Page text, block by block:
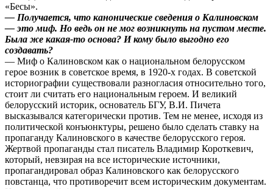
«Бесы».
— Получается, что канонические сведения о Калиновском
— это миф. Но ведь он не мог возникнуть на пустом месте.
Была же какая-то основа? И кому было выгодно его
создавать?
— Миф о Калиновском как о национальном белорусском
герое возник в советское время, в 1920-х годах. В советской
историографии существовали разногласия относительно того,
стоит ли считать его национальным героем. И великий
белорусский историк, основатель БГУ, В.И. Пичета
высказывался категорически против. Тем не менее, исходя из
политической конъюнктуры, решено было сделать ставку на
пропаганду Калиновского в качестве белорусского героя.
Жертвой пропаганды стал писатель Владимир Короткевич,
который, невзирая на все исторические источники,
пропагандировал образ Калиновского как белорусского
повстанца, что противоречит всем историческим документам.